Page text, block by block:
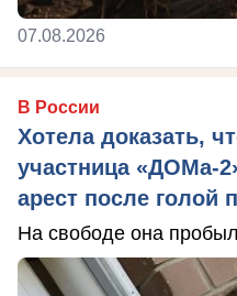
07.08.2026
В России
Хотела доказать,
участница «ДОМа-
арест после голой
На свободе она